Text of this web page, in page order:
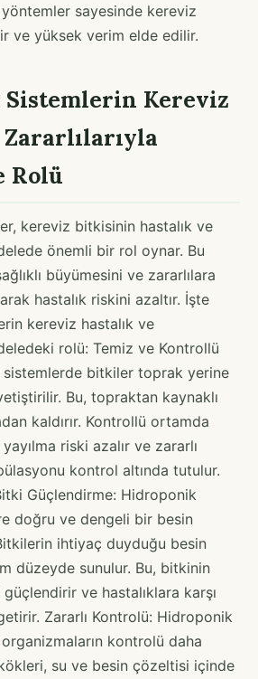
sayesinde kereviz
ve yüksek verim elde edilir.
Kereviz
Rolü
kereviz bitkisinin hastalık ve
önemli bir rol oynar. Bu
büyümesini ve zararlılara
hastalık riskini azaltır. İşte
kereviz hastalık ve
rolü: Temiz ve Kontrollü
bitkiler toprak yerine
Bu, topraktan kaynaklı
kaldırır. Kontrollü ortamda
riski azalır ve zararlı
kontrol altında tutulur.
Güçlendirme: Hidroponik
doğru ve dengeli bir besin
ihtiyaç duyduğu besin
düzeyde sunulur. Bu, bitkinin
güçlendirir ve hastalıklara karşı
Zararlı Kontrolü: Hidroponik
kontrolü daha
su ve besin çözeltisi içinde